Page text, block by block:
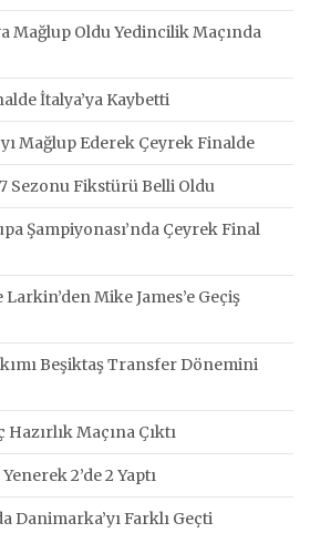
Mağlup Oldu Yedincilik Maçında
İtalya’ya Kaybetti
Mağlup Ederek Çeyrek Finalde
Sezonu Fikstürü Belli Oldu
Şampiyonası’nda Çeyrek Final
Mike James’e Geçiş
Beşiktaş Transfer Dönemini
Maçına Çıktı
2’de 2 Yaptı
Danimarka’yı Farklı Geçti